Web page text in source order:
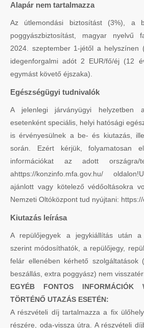
Alapár nem tartalmazza
Az útlemondási biztosítást (3%), a
poggyászbiztosítást, magyar nyelvű
2024. szeptember 1-jétől a helyszínen
idegenforgalmi adót 2 EUR/fő/éj (12
egymást követő éjszaka).
Egészségügyi tudnivalók
A jelenlegi járványügyi helyzetben
esetenként speciális, helyi hatósági
is érvényesülnek a be- és kiutazás,
során. Ezért kérjük, folyamatosan
információkat az adott országra/
ahttps://konzinfo.mfa.gov.hu/
ajánlott vagy kötelező védőoltásokra
Nemzeti Oltóközpont tud nyújtani:
Kiutazás leírása
A repülőjegyek a jegykiállítás után a
szerint módosíthatók, a repülőjegy,
felár ellenében kérhető szolgáltatások
beszállás, extra poggyász) nem
EGYÉB FONTOS INFORMÁCIÓK
TÖRTÉNŐ UTAZÁS ESETÉN:
A részvételi díj tartalmazza a fix
részére, oda-vissza útra. A részvételi